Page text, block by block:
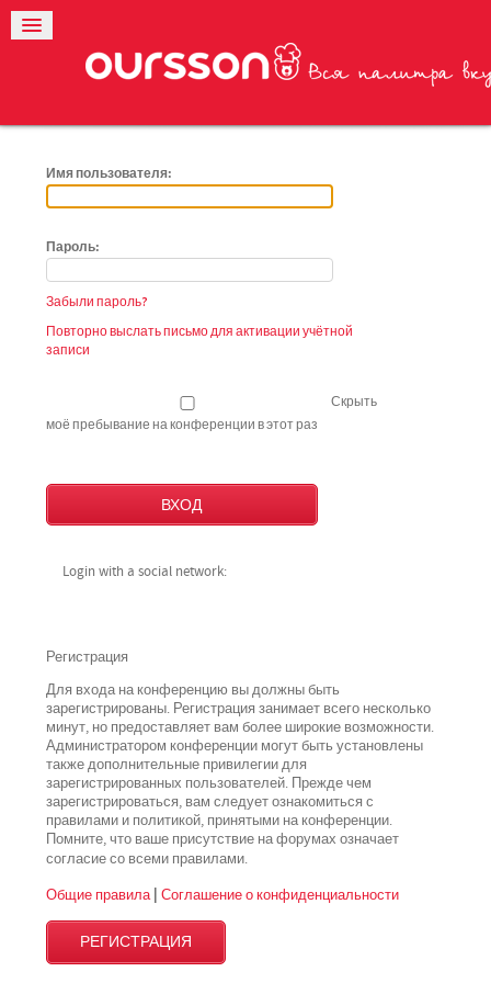
Имя пользователя:
Пароль:
Забыли пароль?
Повторно выслать письмо для активации учётной
записи
Скрыть
моё пребывание на конференции в этот раз
Login with a social network:
Регистрация
Для входа на конференцию вы должны быть
зарегистрированы. Регистрация занимает всего несколько
минут, но предоставляет вам более широкие возможности.
Администратором конференции могут быть установлены
также дополнительные привилегии для
зарегистрированных пользователей. Прежде чем
зарегистрироваться, вам следует ознакомиться с
правилами и политикой, принятыми на конференции.
Помните, что ваше присутствие на форумах означает
согласие со всемиправилами.
Общие правила| Соглашение о конфиденциальности
РЕГИСТРАЦИЯ